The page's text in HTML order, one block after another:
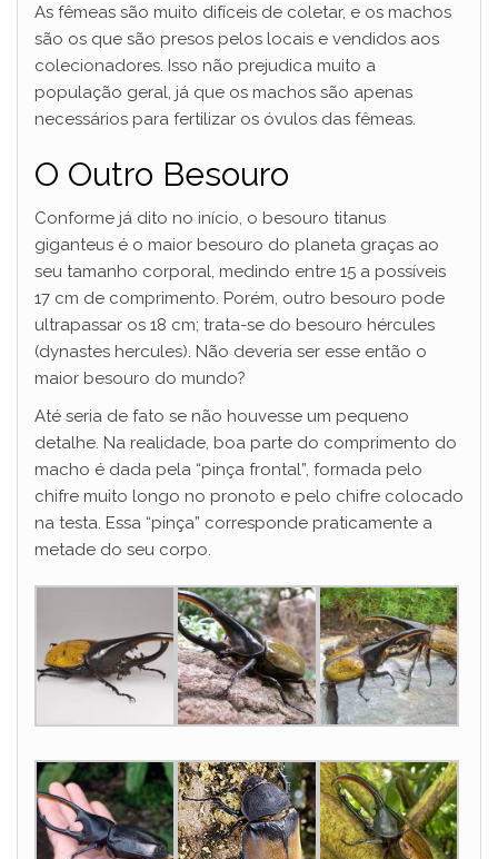
As fêmeas são muito difíceis de coletar, e os machos
são os que são presos pelos locais e vendidos aos
colecionadores. Isso não prejudica muito a
população geral, já que os machos são apenas
necessários para fertilizar os óvulos das fêmeas.
O Outro Besouro
Conforme já dito no início, o besouro titanus
giganteus é o maior besouro do planeta graças ao
seu tamanho corporal, medindo entre 15 a possíveis
17 cm de comprimento. Porém, outro besouro pode
ultrapassar os 18 cm; trata-se do besouro hércules
(dynastes hercules). Não deveria ser esse então o
maior besouro do mundo?
Até seria de fato se não houvesse um pequeno
detalhe. Na realidade, boa parte do comprimento do
macho é dada pela “pinça frontal”, formada pelo
chifre muito longo no pronoto e pelo chifre colocado
na testa. Essa “pinça” corresponde praticamente a
metade do seu corpo.